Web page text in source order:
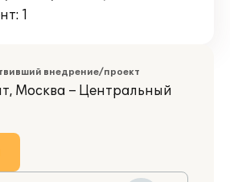
1
внедрение/проект
Москва – Центральный